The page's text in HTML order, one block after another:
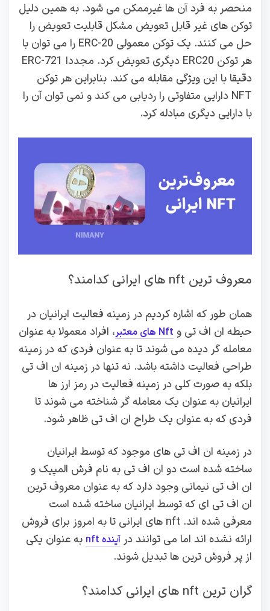
منحصر به فرد آن ها غیرممکن می شود. به همین دلیل
توکن‌ های غیر قابل تعویض مشکل قابلیت تعویض را
حل می‌ کنند. یک توکن معمولی ERC-20 را می توان با
هر توکن ERC20 دیگری تعویض کرد. مجددا ERC-721
دقیقا با این ویژگی مقابله می کند. بنابراین هر توکن
NFT دارایی متفاوتی را ردیابی می کند و نمی توان آن را
با دارایی دیگری مبادله کرد.
معروف ترین nft های ایرانی کدامند؟
همان طور که اشاره کردیم در زمینه فعالیت ایرانیان در
حیطه ان اف تی و Nft های معتبر
، افراد معمولا به عنوان
معامله گر دیده می شوند تا به عنوان فردی که در زمینه
طراحی فعالیت داشته باشد. نه تنها در زمینه ان اف تی
بلکه به صورت کلی در زمینه فعالیت در رمز ارز ها
ایرانیان به عنوان یک معامله گر شناخته می شوند تا
فردی که به عنوان یک طراح ان اف تی ظاهر شود.
در زمینه ان اف تی های موجود که توسط ایرانیان
ساخته شده است دو ان اف تی به نام فرش المپیک و
ان اف تی نیمانی وجود دارد که به عنوان معروف ترین
ان اف تی ای که توسط ایرانیان ساخته شده است
معرفی شده اند. nft های ایرانی تا به امروز برای فروش
ارائه نشده اند اما می توانند در آینده nft
به عنوان یکی
از پر فروش ترین ها تبدیل شوند.
گران ترین nft های ایرانی کدامند؟